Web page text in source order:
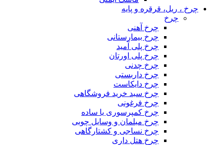
چرخ ، ریل، قرقره و پایه
چرخ
چرخ آهنی
چرخ بیمارستانی
چرخ پلی آمید
چرخ پلی اورتان
چرخ چدنی
چرخ داربستی
چرخ دایکاست
چرخ سبد خرید فروشگاهی
چرخ فرغونی
چرخ کمپرسوری یا ساده
چرخ مبلمان و وسایل چوبی
چرخ نساجی و کشتارگاهی
چرخ هتل داری